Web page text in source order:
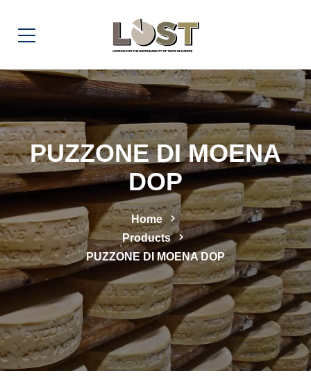
PUZZONE DI MOENA
DOP
Home
Products
PUZZONE DI MOENA DOP